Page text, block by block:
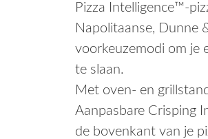
Pizza Intelligence™-
Napolitaanse, Dunne
voorkeuzemodi om je
te slaan.
Met oven- en
Aanpasbare Crisping
de bovenkant van je